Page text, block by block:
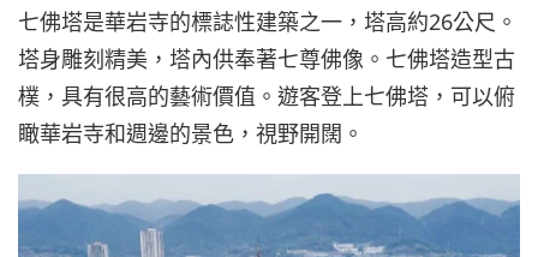
七佛塔是華岩寺的標誌性建築之一，塔高約26公尺。
塔身雕刻精美，塔內供奉著七尊佛像。七佛塔造型古
樸，具有很高的藝術價值。遊客登上七佛塔，可以俯
瞰華岩寺和週邊的景色，視野開闊。